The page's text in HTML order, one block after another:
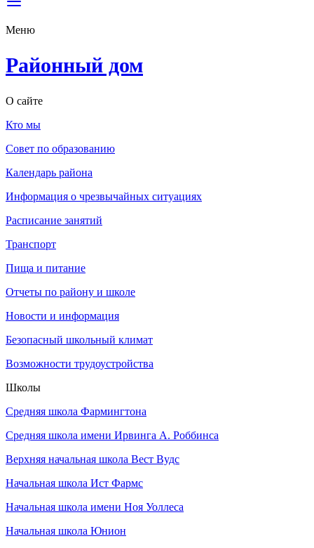
Меню
Районный дом
О сайте
Кто мы
Совет по образованию
Календарь района
Информация о чрезвычайных ситуациях
Расписание занятий
Транспорт
Пища и питание
Отчеты по району и школе
Новости и информация
Безопасный школьный климат
Возможности трудоустройства
Школы
Средняя школа Фармингтона
Средняя школа имени Ирвинга А. Роббинса
Верхняя начальная школа Вест Вудс
Начальная школа Ист Фармс
Начальная школа имени Ноя Уоллеса
Начальная школа Юнион